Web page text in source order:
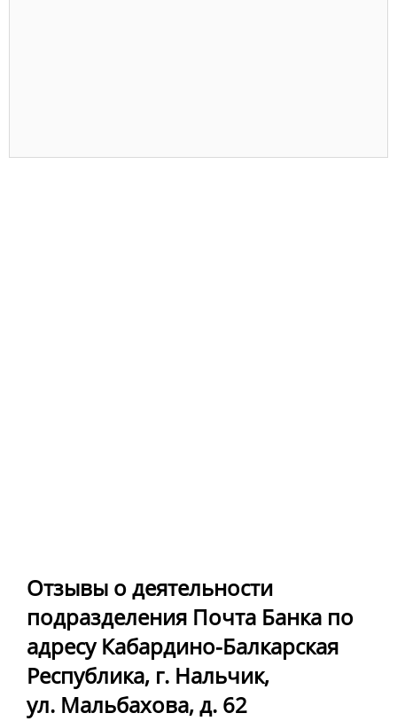
Отзывы о деятельности
подразделения Почта Банка по
адресу Кабардино-Балкарская
Республика, г. Нальчик,
ул. Мальбахова, д. 62